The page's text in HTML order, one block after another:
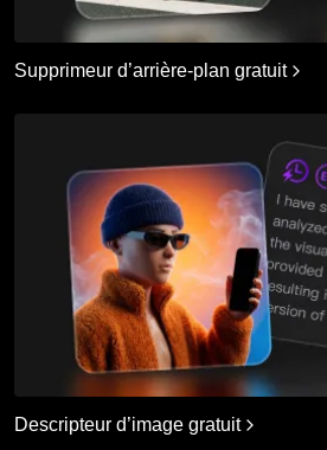
Supprimeur d’arrière-plan gratuit
Descripteur d’image gratuit